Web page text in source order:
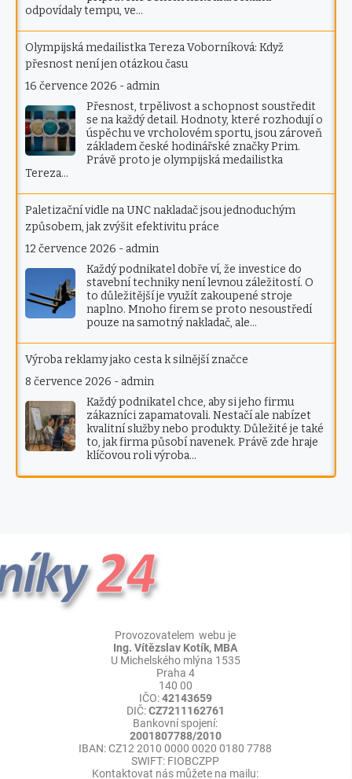
odpovídaly tempu, ve…
Olympijská medailistka Tereza Voborníková: Když
přesnost není jen otázkou času
16 července 2026 - admin
Přesnost, trpělivost a schopnost soustředit
se na každý detail. Hodnoty, které rozhodují o
úspěchu ve vrcholovém sportu, jsou zároveň
základem české hodinářské značky Prim.
Právě proto je olympijská medailistka
Tereza…
Paletizační vidle na UNC nakladač jsou jednoduchým
způsobem, jak zvýšit efektivitu práce
12 července 2026 - admin
Každý podnikatel dobře ví, že investice do
stavební techniky není levnou záležitostí. O
to důležitější je využít zakoupené stroje
naplno. Mnoho firem se proto nesoustředí
pouze na samotný nakladač, ale…
Výroba reklamy jako cesta k silnější značce
8 července 2026 - admin
Každý podnikatel chce, aby si jeho firmu
zákazníci zapamatovali. Nestačí ale nabízet
kvalitní služby nebo produkty. Důležité je také
to, jak firma působí navenek. Právě zde hraje
klíčovou roli výroba…
Provozovatelem webu je
Ing. Vítězslav Kotík, MBA
U Michelského mlýna 1535
Praha 4
140 00
IČO:42143659
DIČ:CZ7211162761
Bankovní spojení:
2001807788/2010
IBAN: CZ12 2010 0000 0020 0180 7788
SWIFT: FIOBCZPP
Kontaktovat nás můžete na mailu: